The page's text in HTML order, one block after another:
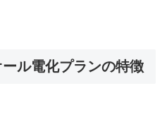
ル電化プランの特徴